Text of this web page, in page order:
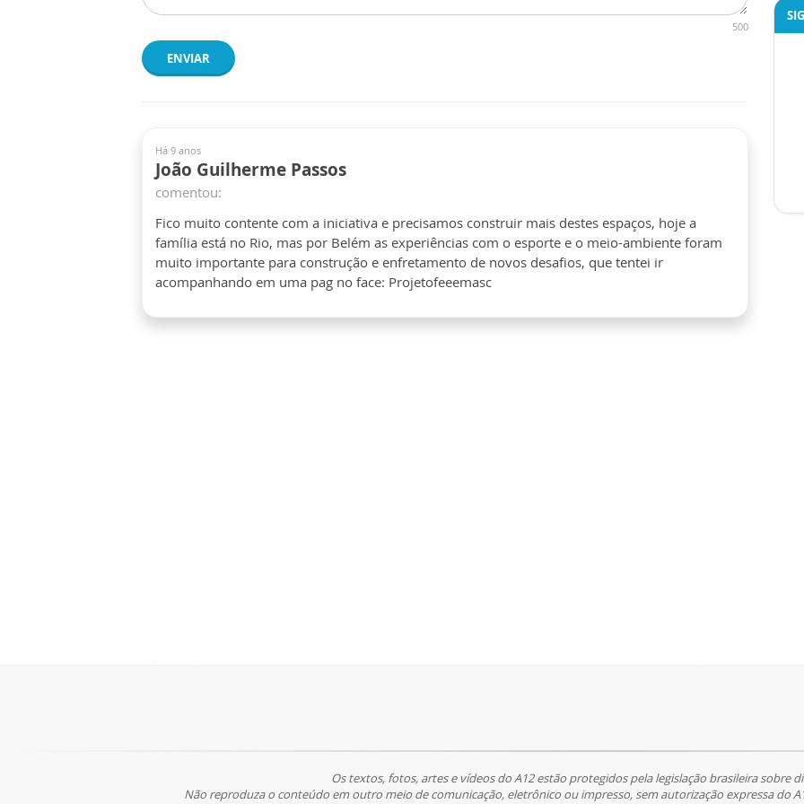
500
ENVIAR
Há 9 anos
João Guilherme Passos
comentou:
Fico muito contente com a iniciativa e precisamos construir mais destes espaços, hoje a
família está no Rio, mas por Belém as experiências com o esporte e o meio-ambiente foram
muito importante para construção e enfretamento de novos desafios, que tentei ir
acompanhando em uma pag no face: Projetofeeemasc
Os textos, fotos, artes e vídeos do A12 estão protegidos pela legislação brasileira sobre
Não reproduza o conteúdo em outro meio de comunicação, eletrônico ou impresso, sem autorização expressa do